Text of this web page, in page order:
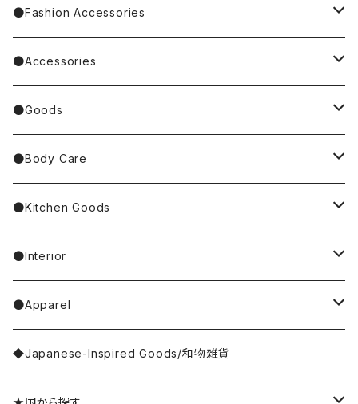
Miyagi Chika/みやぎちか
BAREFOOT
Richard Scarry/リチャード・スキャリー
Palnart Poc
4F Palnart Poc（cat）
Hannah Turner
Casselini/HEY! Mrs ROSE
Goma
yao
Olya
PUPPET SUNSUN／パペットスンスン
Garfield
BETTY BOOP
PINGU
cat／猫
dog／犬
rabbit／うさぎ
●Fashion Accessories
Bag
Tote Bag
Other Bag
Pouch
Handkerchief／Towel／TENUGUI
Socks
Stole／Muffler
Glove／Arm cover
Umbrella
Wallet
●Accessories
earrings／ピアス
clip on earrings／イヤリング
ear cuff／イヤーカフ
necklace／ネックレス
ring／リング
bracelet／ブレスレット
brooch／ブローチ
●Goods
Mirror
ornaments／accessory case
toys／stuffed toy
stationery
key ring
perfume bottle
●Body Care
hand soap
hand cream
bar soap
●Kitchen Goods
tableware
placemat
dishcloth
coaster
●Interior
room shoes
rug／tapestry
lumpshade
●Apparel
tops
outer
◆Japanese-Inspired Goods/和物雑貨